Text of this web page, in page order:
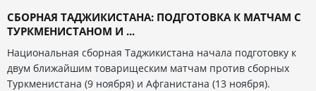
СБОРНАЯ ТАДЖИКИСТАНА: ПОДГОТОВКА К МАТЧАМ С
ТУРКМЕНИСТАНОМ И ...
Национальная сборная Таджикистана начала подготовку к
двум ближайшим товарищеским матчам против сборных
Туркменистана (9 ноября) и Афганистана (13 ноября).